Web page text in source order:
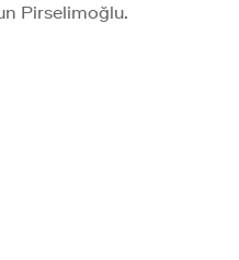
Pirselimoğlu.